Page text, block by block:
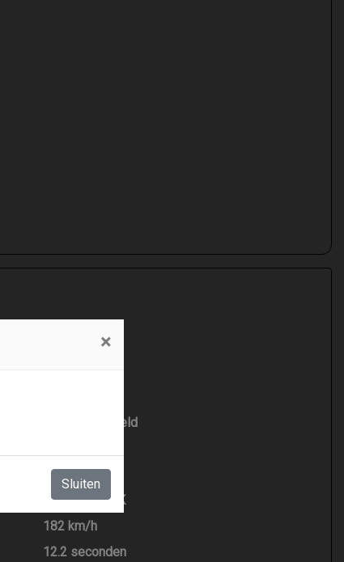
Handgeschakeld
898 cc
66 kW / 90 PK
182 km/h
12.2 seconden
×
Sluiten